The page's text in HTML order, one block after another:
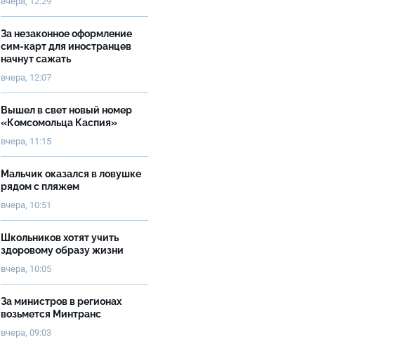
За незаконное оформление
сим-карт для иностранцев
начнут сажать
вчера, 12:07
Вышел в свет новый номер
«Комсомольца Каспия»
вчера, 11:15
Мальчик оказался в ловушке
рядом с пляжем
вчера, 10:51
Школьников хотят учить
здоровому образу жизни
вчера, 10:05
За министров в регионах
возьмется Минтранс
вчера, 09:03